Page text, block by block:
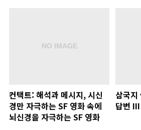
컨택트: 해석과 메시지, 시신
경만 자극하는 SF 영화 속에
뇌신경을 자극하는 SF 영화
삼국지
답변 III